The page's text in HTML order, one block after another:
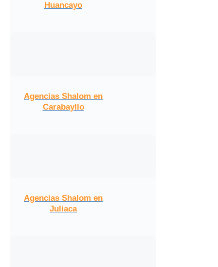
Huancayo
Agencias Shalom en
Carabayllo
Agencias Shalom en
Juliaca